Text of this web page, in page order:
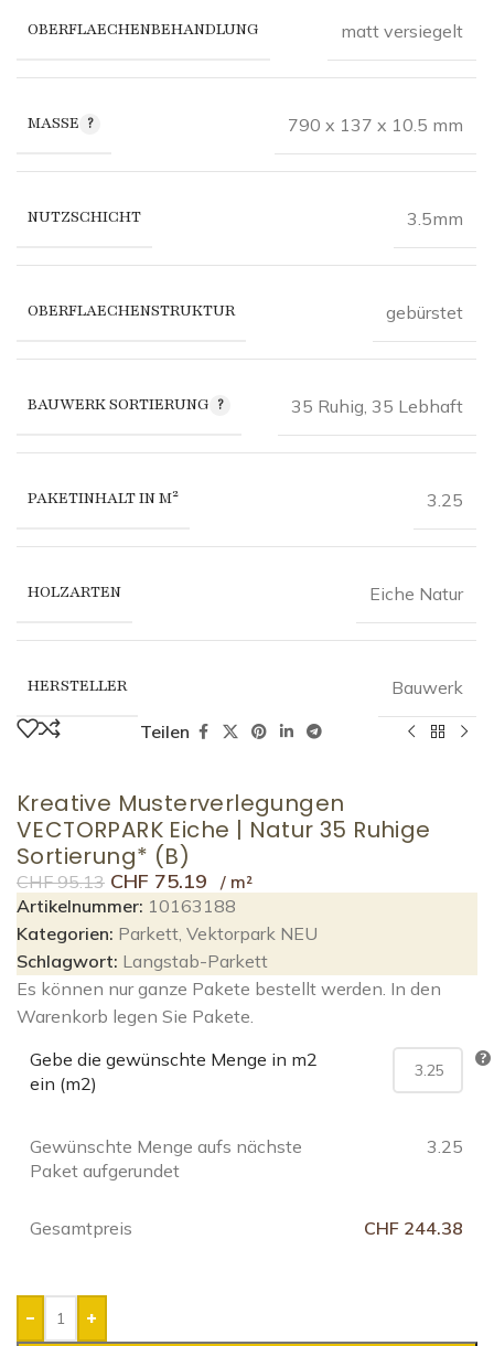
OBERFLAECHENBEHANDLUNG matt versiegelt
MASSE 790 x 137 x 10.5 mm
NUTZSCHICHT 3.5mm
OBERFLAECHENSTRUKTUR gebürstet
BAUWERK SORTIERUNG 35 Ruhig 35 Lebhaft
PAKETINHALT IN M² 3.25
HOLZARTEN Eiche Natur
HERSTELLER Bauwerk
Teilen
Kreative Musterverlegungen
VECTORPARK Eiche | Natur 35 Ruhige
Sortierung* (B)
CHF95.13 CHF 75.19
Artikelnummer: 10163188
Kategorien: Parkett, Vektorpark NEU
Schlagwort: Langstab-Parkett
Es können nur ganze Pakete bestellt werden. In den
Warenkorb legen Sie Pakete.
Gebe die gewünschte Menge in m2
ein (m2)
Gewünschte Menge aufs nächste
Paket aufgerundet
3.25
Gesamtpreis CHF 244.38
-
+